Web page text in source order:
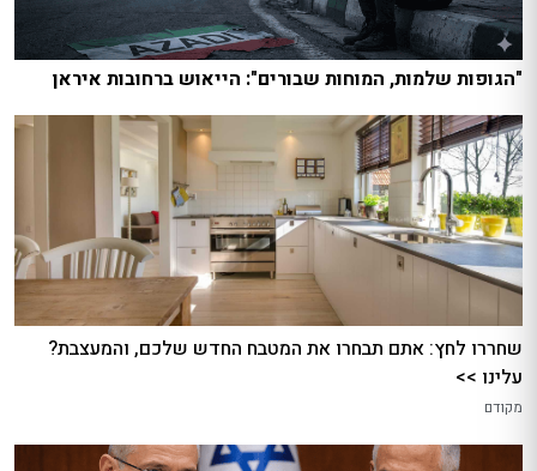
"הגופות שלמות, המוחות שבורים": הייאוש ברחובות איראן
שחררו לחץ: אתם תבחרו את המטבח החדש שלכם, והמעצבת?
עלינו >>
מקודם